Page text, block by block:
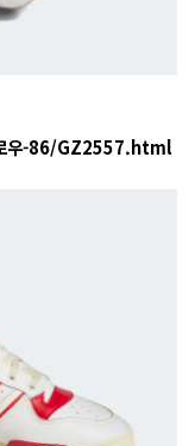
-86/GZ2557.html